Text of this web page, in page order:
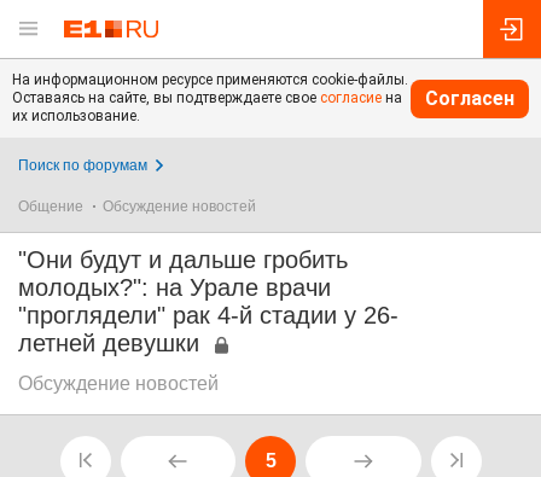
На информационном ресурсе применяются cookie-файлы.
Оставаясь на сайте, вы подтверждаете свое согласие на
их использование.
Согласен
Поиск по форумам
Общение Обсуждение новостей
"Они будут и дальше гробить
молодых?": на Урале врачи
"проглядели" рак 4-й стадии у 26-
летней девушки
Обсуждение новостей
5